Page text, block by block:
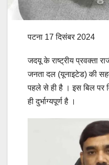
पटना 17 दिसंबर 2024
जदयू के राष्ट्रीय प्रवक्ता
जनता दल (यूनाइटेड) की
पहले से ही है । इस बिल पर
ही दुर्भाग्यपूर्ण है ।